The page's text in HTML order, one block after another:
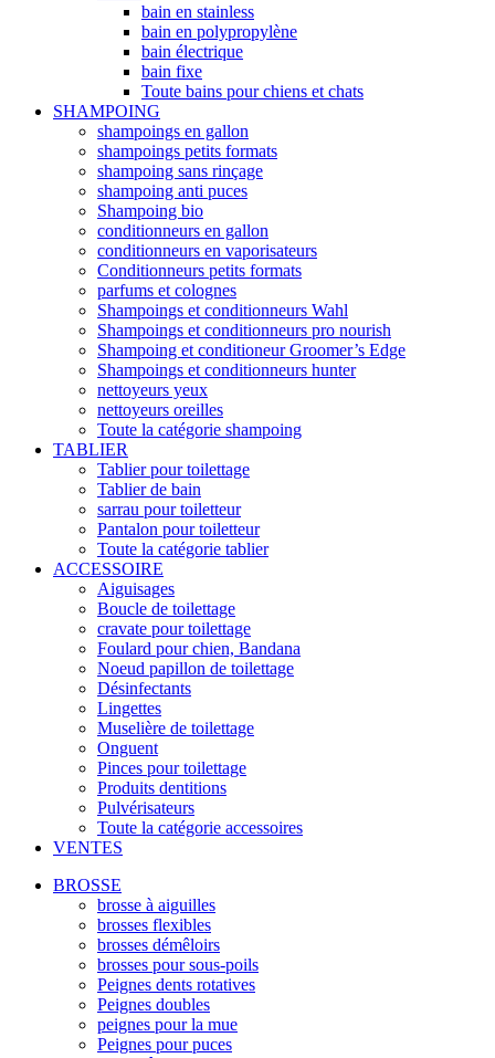
bain en stainless
bain en polypropylène
bain électrique
bain fixe
Toute bains pour chiens et chats
SHAMPOING
shampoings en gallon
shampoings petits formats
shampoing sans rinçage
shampoing anti puces
Shampoing bio
conditionneurs en gallon
conditionneurs en vaporisateurs
Conditionneurs petits formats
parfums et colognes
Shampoings et conditionneurs Wahl
Shampoings et conditionneurs pro nourish
Shampoing et conditioneur Groomer’s Edge
Shampoings et conditionneurs hunter
nettoyeurs yeux
nettoyeurs oreilles
Toute la catégorie shampoing
TABLIER
Tablier pour toilettage
Tablier de bain
sarrau pour toiletteur
Pantalon pour toiletteur
Toute la catégorie tablier
ACCESSOIRE
Aiguisages
Boucle de toilettage
cravate pour toilettage
Foulard pour chien, Bandana
Noeud papillon de toilettage
Désinfectants
Lingettes
Muselière de toilettage
Onguent
Pinces pour toilettage
Produits dentitions
Pulvérisateurs
Toute la catégorie accessoires
VENTES
BROSSE
brosse à aiguilles
brosses flexibles
brosses démêloirs
brosses pour sous-poils
Peignes dents rotatives
Peignes doubles
peignes pour la mue
Peignes pour puces